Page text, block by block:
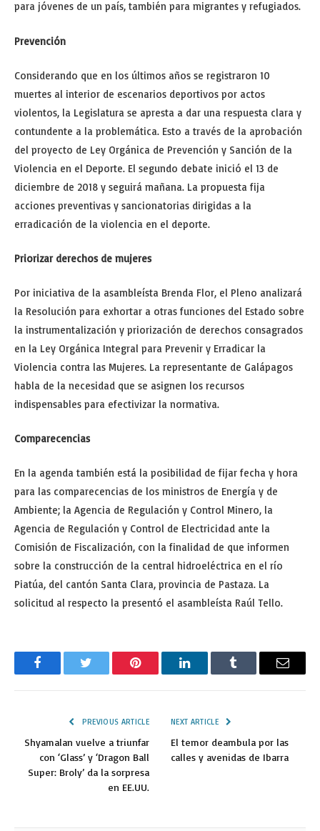
para jóvenes de un país, también para migrantes y refugiados.
Prevención
Considerando que en los últimos años se registraron 10
muertes al interior de escenarios deportivos por actos
violentos, la Legislatura se apresta a dar una respuesta clara y
contundente a la problemática. Esto a través de la aprobación
del proyecto de Ley Orgánica de Prevención y Sanción de la
Violencia en el Deporte. El segundo debate inició el 13 de
diciembre de 2018 y seguirá mañana. La propuesta fija
acciones preventivas y sancionatorias dirigidas a la
erradicación de la violencia en el deporte.
Priorizar derechos de mujeres
Por iniciativa de la asambleísta Brenda Flor, el Pleno analizará
la Resolución para exhortar a otras funciones del Estado sobre
la instrumentalización y priorización de derechos consagrados
en la Ley Orgánica Integral para Prevenir y Erradicar la
Violencia contra las Mujeres. La representante de Galápagos
habla de la necesidad que se asignen los recursos
indispensables para efectivizar la normativa.
Comparecencias
En la agenda también está la posibilidad de fijar fecha y hora
para las comparecencias de los ministros de Energía y de
Ambiente; la Agencia de Regulación y Control Minero, la
Agencia de Regulación y Control de Electricidad ante la
Comisión de Fiscalización, con la finalidad de que informen
sobre la construcción de la central hidroeléctrica en el río
Piatúa, del cantón Santa Clara, provincia de Pastaza. La
solicitud al respecto la presentó el asambleísta Raúl Tello.
FacebookTwitter Pinterest LinkedInTumblr Email
PREVIOUS ARTICLE
Shyamalan vuelve a triunfar
con ‘Glass’ y ‘Dragon Ball
Super: Broly’ da la sorpresa
en EE.UU.
NEXT ARTICLE
El temor deambula por las
calles y avenidas de Ibarra